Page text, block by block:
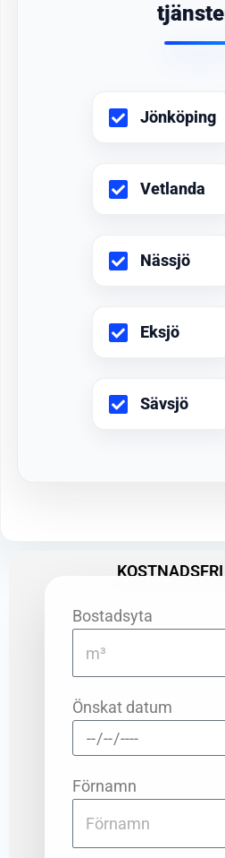
Jönköping
Vetlanda
Nässjö
Eksjö
Sävsjö
Bostadsyta
Önskat datum
Förnamn